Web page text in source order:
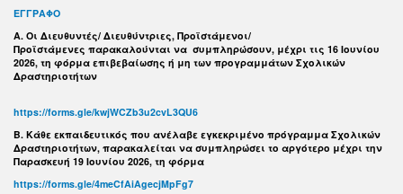
ΕΓΓΡΑΦΟ
Α. Οι Διευθυντές/ Διευθύντριες, Προϊστάμενοι/
Προϊστάμενες παρακαλούνται να συμπληρώσουν, μέχρι τις 16 Ιουνίου
2026, τη φόρμα επιβεβαίωσης ή μη των προγραμμάτων Σχολικών
Δραστηριοτήτων
https://forms.gle/kwjWCZb3u2cvL3QU6
B. Κάθε εκπαιδευτικός που ανέλαβε εγκεκριμένο πρόγραμμα Σχολικών
Δραστηριοτήτων, παρακαλείται να συμπληρώσει το αργότερο μέχρι την
Παρασκευή 19 Ιουνίου 2026, τη φόρμα
https://forms.gle/4meCfAiAgecjMpFg7